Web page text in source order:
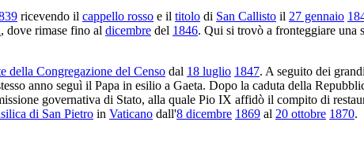
ricevendo il cappello rosso e il titolo di San Callisto il 27 gennaio
, dove rimase fino al dicembre del 1846. Qui si trovò a fronteggiare una
della Congregazione del Censo dal 18 luglio 1847. A seguito dei
anno seguì il Papa in esilio a Gaeta. Dopo la caduta della
governativa di Stato, alla quale Pio IX affidò il compito di
di San Pietro in Vaticano dall'8 dicembre 1869 al 20 ottobre 1870.